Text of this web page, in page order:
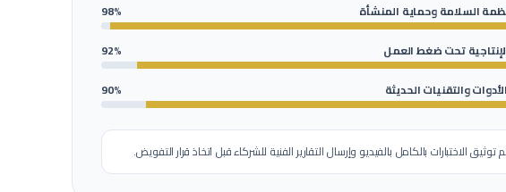
السلامة وحماية المنشأة
98%
تحت ضغط العمل
92%
والتقنيات الحديثة
90%
توثيق الاختبارات بالكامل بالفيديو وإرسال التقارير الفنية للشركاء قبل اتخاذ قرار التفويض.